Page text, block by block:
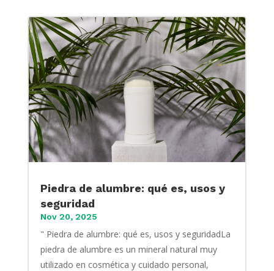
Piedra de alumbre: qué es, usos y
seguridad
Nov 20, 2025
" Piedra de alumbre: qué es, usos y seguridadLa
piedra de alumbre es un mineral natural muy
utilizado en cosmética y cuidado personal,